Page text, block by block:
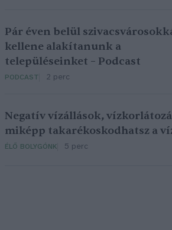
Pár éven belül
kellene alakítanunk a
településeinket – Podcast
PODCAST 2 perc
Negatív vízállások,
miképp takarékoskodhatsz a
ÉLŐ BOLYGÓNK 5 perc